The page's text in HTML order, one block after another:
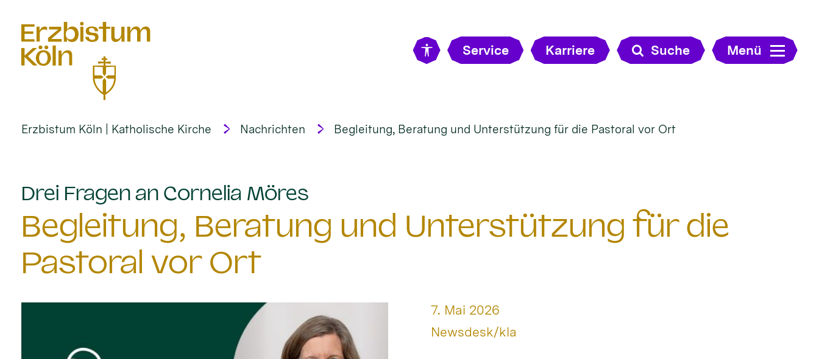
Service Karriere Suche Menü
Erzbistum Köln | Katholische Kirche Nachrichten Begleitung, Beratung und Unterstützung für die Pastoral vor Ort
Drei Fragen an Cornelia Möres
Begleitung, Beratung und Unterstützung für die
Pastoral vor Ort
Datum:
7. Mai 2026
Von:
Newsdesk/kla